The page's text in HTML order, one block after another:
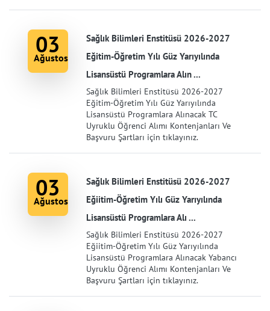
03
Ağustos
Sağlık Bilimleri Enstitüsü 2026-2027
Eğitim-Öğretim Yılı Güz Yarıyılında
Lisansüstü Programlara Alın ...
Sağlık Bilimleri Enstitüsü 2026-2027
Eğitim-Öğretim Yılı Güz Yarıyılında
Lisansüstü Programlara Alınacak TC
Uyruklu Öğrenci Alımı Kontenjanları Ve
Başvuru Şartları için tıklayınız.
03
Ağustos
Sağlık Bilimleri Enstitüsü 2026-2027
Eğiitim-Öğretim Yılı Güz Yarıyılında
Lisansüstü Programlara Alı ...
Sağlık Bilimleri Enstitüsü 2026-2027
Eğiitim-Öğretim Yılı Güz Yarıyılında
Lisansüstü Programlara Alınacak Yabancı
Uyruklu Öğrenci Alımı Kontenjanları Ve
Başvuru Şartları için tıklayınız.